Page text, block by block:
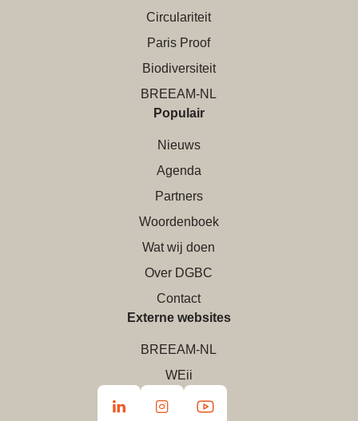
Circulariteit
Paris Proof
Biodiversiteit
BREEAM-NL
Populair
Nieuws
Agenda
Partners
Woordenboek
Wat wij doen
Over DGBC
Contact
Externe websites
BREEAM-NL
WEii